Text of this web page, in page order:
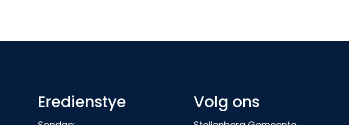
Eredienstye Volg ons